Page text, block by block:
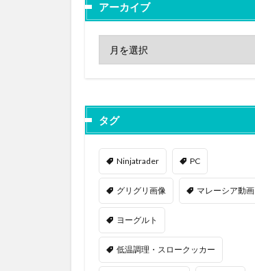
アーカイブ
タグ
Ninjatrader PC
グリグリ画像 マレーシア動画
ヨーグルト
低温調理・スロークッカー